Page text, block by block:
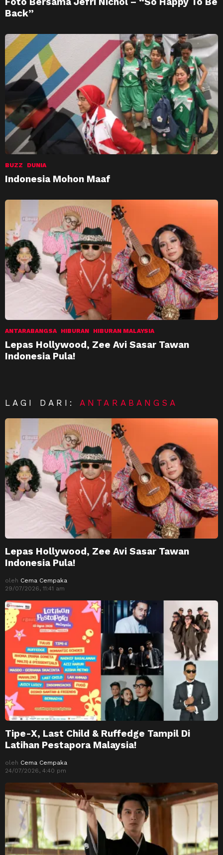
Back”
BUZZ DUNIA
Indonesia Mohon Maaf
ANTARABANGSA HIBURAN HIBURAN MALAYSIA
Lepas Hollywood, Zee Avi Sasar Tawan
Indonesia Pula!
LAGI DARI: ANTARABANGSA
Lepas Hollywood, Zee Avi Sasar Tawan
Indonesia Pula!
oleh Cema Cempaka
29/07/2026, 11:41 am
Tipe-X, Last Child & Ruffedge Tampil Di
Latihan Pestapora Malaysia!
oleh Cema Cempaka
24/07/2026, 4:40 pm